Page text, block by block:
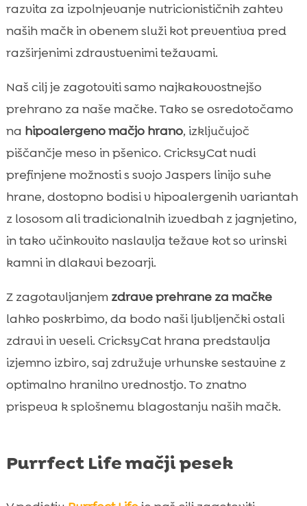
razvita za izpolnjevanje nutricionističnih zahtev
naših mačk in obenem služi kot preventiva pred
razširjenimi zdravstvenimi težavami.
Naš cilj je zagotoviti samo najkakovostnejšo
prehrano za naše mačke. Tako se osredotočamo
na hipoalergeno mačjo hrano, izključujoč
piščančje meso in pšenico. CricksyCat nudi
prefinjene možnosti s svojo Jaspers linijo suhe
hrane, dostopno bodisi v hipoalergenih variantah
z lososom ali tradicionalnih izvedbah z jagnjetino,
in tako učinkovito naslavlja težave kot so urinski
kamni in dlakavi bezoarji.
Z zagotavljanjem zdrave prehrane za mačke
lahko poskrbimo, da bodo naši ljubljenčki ostali
zdravi in veseli. CricksyCat hrana predstavlja
izjemno izbiro, saj združuje vrhunske sestavine z
optimalno hranilno vrednostjo. To znatno
prispeva k splošnemu blagostanju naših mačk.
Purrfect Life mačji pesek